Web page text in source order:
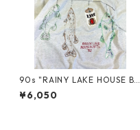
90s "RAINY LAKE HOUSE BO
ATS" TEE
¥6,050